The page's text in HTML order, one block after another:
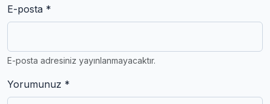
E-posta *
E-posta adresiniz yayınlanmayacaktır.
Yorumunuz *